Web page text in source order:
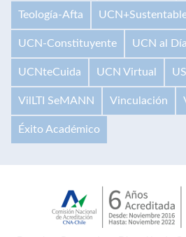
Teología-Afta
UCN-Constituyente UCN al Día
UCNteCuida UCN Virtual
VilLTI SeMANN Vinculación
Éxito Académico